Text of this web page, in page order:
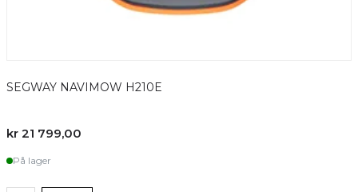
SEGWAY NAVIMOW H210E
kr 21 799,00
På lager